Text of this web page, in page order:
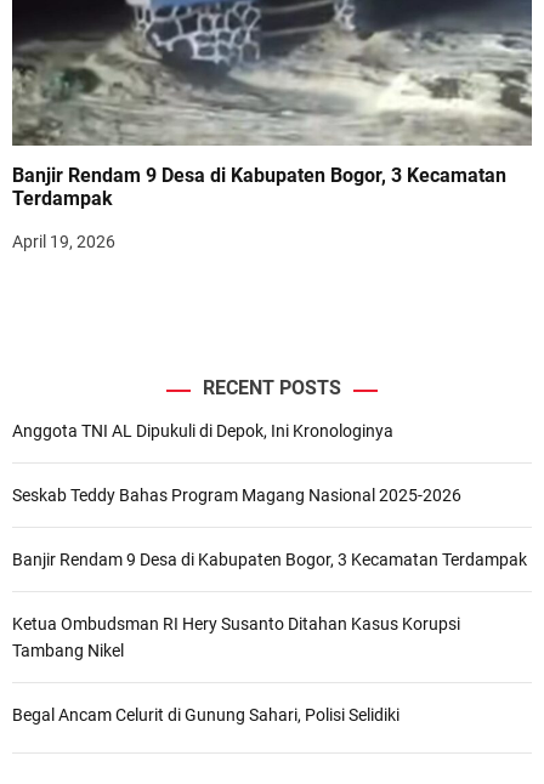
Banjir Rendam 9 Desa di Kabupaten Bogor, 3 Kecamatan
Terdampak
April 19, 2026
RECENT POSTS
Anggota TNI AL Dipukuli di Depok, Ini Kronologinya
Seskab Teddy Bahas Program Magang Nasional 2025-2026
Banjir Rendam 9 Desa di Kabupaten Bogor, 3 Kecamatan Terdampak
Ketua Ombudsman RI Hery Susanto Ditahan Kasus Korupsi
Tambang Nikel
Begal Ancam Celurit di Gunung Sahari, Polisi Selidiki